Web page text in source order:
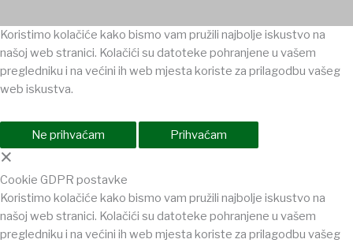
Koristimo kolačiće kako bismo vam pružili najbolje iskustvo na
našoj web stranici. Kolačići su datoteke pohranjene u vašem
pregledniku i na većini ih web mjesta koriste za prilagodbu vašeg
web iskustva.
Ne prihvaćam Prihvaćam
×
Cookie GDPR postavke
Koristimo kolačiće kako bismo vam pružili najbolje iskustvo na
našoj web stranici. Kolačići su datoteke pohranjene u vašem
pregledniku i na većini ih web mjesta koriste za prilagodbu vašeg